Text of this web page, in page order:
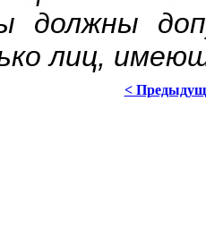
должны
лиц,
<